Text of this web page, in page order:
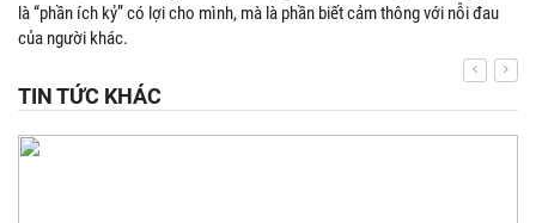
là “phần ích kỷ” có lợi cho mình, mà là phần biết cảm thông với nỗi đau
của người khác.
TIN TỨC KHÁC